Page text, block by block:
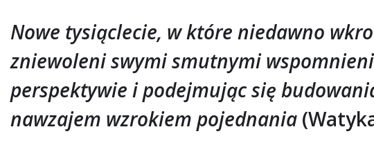
Nowe tysiąclecie, w które niedawno
zniewoleni swymi smutnymi
perspektywie i podejmując się
nawzajem wzrokiem pojednania